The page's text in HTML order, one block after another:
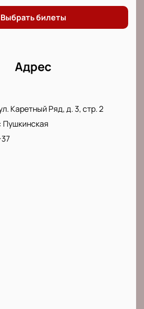
Выбрать билеты
Адрес
Каретный Ряд, д. 3, стр. 2
: Пушкинская